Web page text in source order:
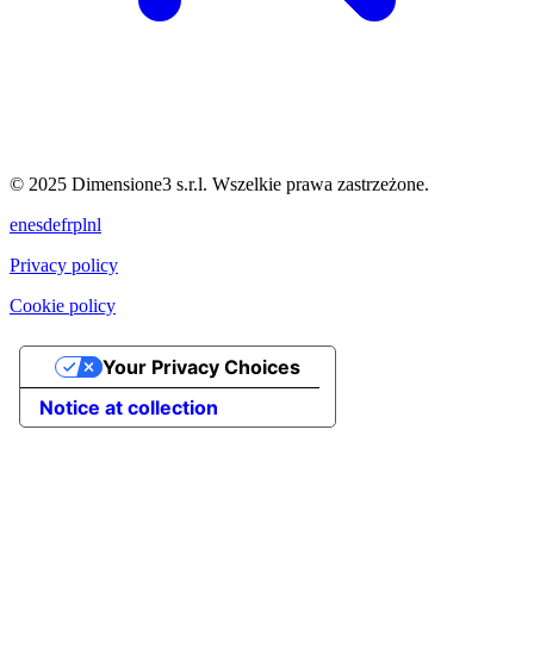
© 2025 Dimensione3 s.r.l. Wszelkie prawa zastrzeżone.
enesdefrplnl
Privacy policy
Cookie policy
Notice at collection
Your Privacy Choices